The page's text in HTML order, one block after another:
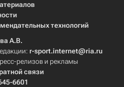
технологий
А.В.
r-sport.internet@ria.ru
релизов и рекламы
связи
6601